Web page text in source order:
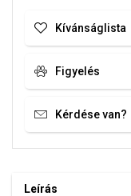
Kívánságlista
Figyelés
Kérdése van?
Leírás